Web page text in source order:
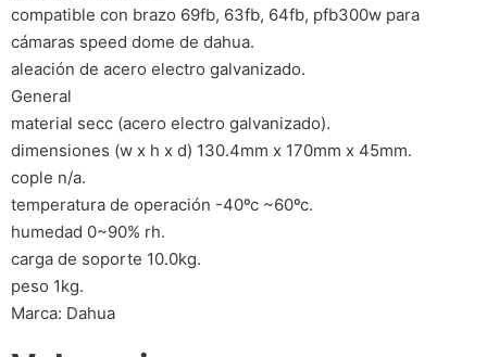
compatible con brazo 69fb, 63fb, 64fb, pfb300w para
cámaras speed dome de dahua.
aleación de acero electro galvanizado.
General
material secc (acero electro galvanizado).
dimensiones (w x h x d) 130.4mm x 170mm x 45mm.
cople n/a.
temperatura de operación -40ºc ~60ºc.
humedad 0~90% rh.
carga de soporte 10.0kg.
peso 1kg.
Marca: Dahua